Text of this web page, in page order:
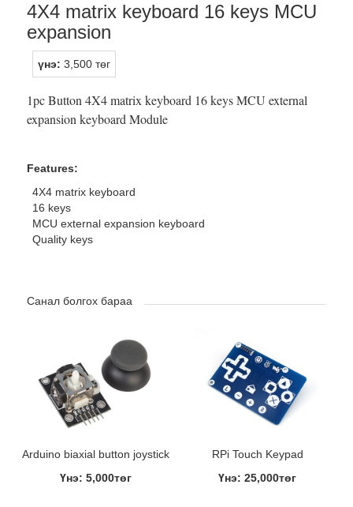
4X4 matrix keyboard 16 keys MCU
expansion
үнэ: 3,500 төг
1pc Button 4X4 matrix keyboard 16 keys MCU external
expansion keyboard Module
Features:
4X4 matrix keyboard
16 keys
MCU external expansion keyboard
Quality keys
Санал болгох бараа
Arduino biaxial button joystick
Үнэ: 5,000төг
RPi Touch Keypad
Үнэ: 25,000төг